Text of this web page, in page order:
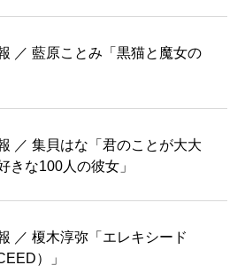
／ 藍原ことみ「黒猫と魔女の
／ 集貝はな「君のことが大大
きな100人の彼女」
／ 榎木淳弥「エレキシード
）」